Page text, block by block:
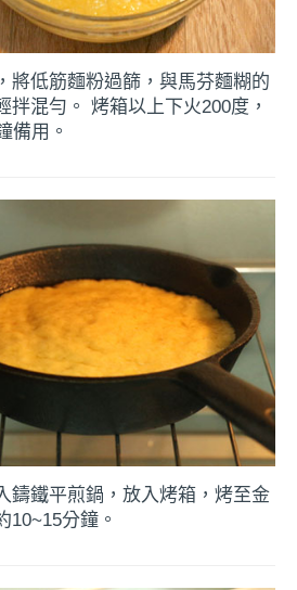
將低筋麵粉過篩，與馬芬麵糊的
拌混勻。 烤箱以上下火200度，
備用。
鑄鐵平煎鍋，放入烤箱，烤至金
10~15分鐘。